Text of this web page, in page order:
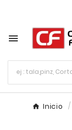

Inicio